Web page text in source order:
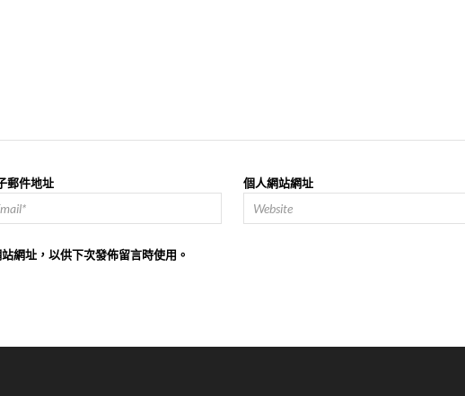
郵件地址 個人網站網址
網址，以供下次發佈留言時使用。